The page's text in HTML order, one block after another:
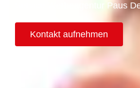
Service Werbeagentur Paus
Kontakt aufnehmen